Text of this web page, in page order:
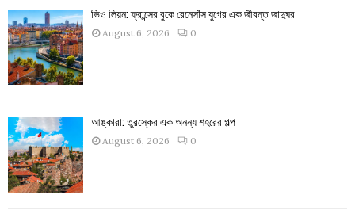
ভিও লিয়ন: ফ্রান্সের বুকে রেনেসাঁস যুগের এক জীবন্ত জাদুঘর
August 6, 2026 0
আঙ্কারা: তুরস্কের এক অনন্য শহরের গল্প
August 6, 2026 0